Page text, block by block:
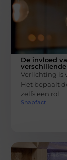
De invloed
Verlichting is
Het bepaalt
zelfs een rol
Snapfact